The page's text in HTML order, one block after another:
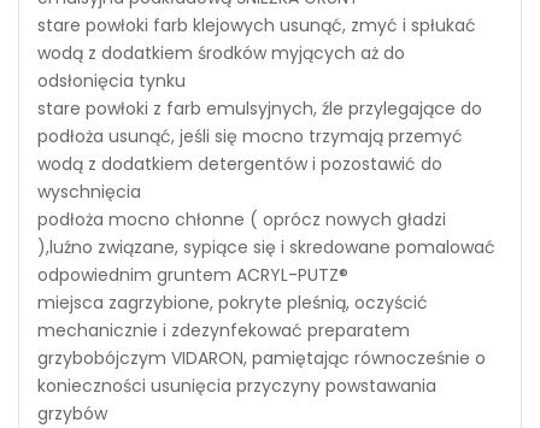
stare powłoki farb klejowych usunąć, zmyć i spłukać
wodą z dodatkiem środków myjących aż do
odsłonięcia tynku
stare powłoki z farb emulsyjnych, źle przylegające do
podłoża usunąć, jeśli się mocno trzymają przemyć
wodą z dodatkiem detergentów i pozostawić do
wyschnięcia
podłoża mocno chłonne ( oprócz nowych gładzi
),luźno związane, sypiące się i skredowane pomalować
odpowiednim gruntem ACRYL-PUTZ®
miejsca zagrzybione, pokryte pleśnią, oczyścić
mechanicznie i zdezynfekować preparatem
grzybobójczym VIDARON, pamiętając równocześnie o
konieczności usunięcia przyczyny powstawania
grzybów